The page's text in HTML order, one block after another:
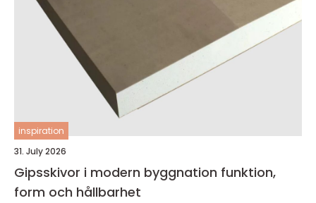
inspiration
31. July 2026
Gipsskivor i modern byggnation funktion,
form och hållbarhet